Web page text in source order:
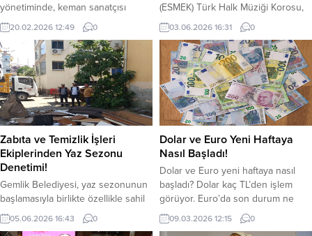
yönetiminde, keman sanatçısı
Deniz Yakın solistliğinde unutulmaz
bir konseredaha imza attı.
Sanatseverlerin yoğun ilgi
gösterdiği konser, klasik
müzikrepertuvarının seçkin
eserlerini bir araya getirdi.
Konserin ilk bölümünde, P.I.
Çaykovski’nin 1878 yılında
bestelediği ve Romantik
Dönemkeman repertuvarının en
önemli eserlerinden biri olarak...
20.02.2026 12:49 0
(ESMEK) Türk Halk Müziği Korosu,
Şef Ferdi Cansız yönetiminde
düzenlediği muhteşem konserle
Eskişehirli sanatseverlere
unutulmaz bir gece yaşattı.
Anadolu’nun dört bir yanından
ezgilerin yankılandığı gecede,
salonu dolduran davetliler
türkülere hep bir ağızdan eşlik etti.
Eskişehir Büyükşehir Belediyesi,
sosyal belediyecilik anlayışıyla
sürdürdüğü kültürel ve...
03.06.2026 16:31 0
Zabıta ve Temizlik İşleri
Ekiplerinden Yaz Sezonu
Denetimi!
Gemlik Belediyesi, yaz sezonunun
başlamasıyla birlikte özellikle sahil
mahallelerinde çevre düzeni,
temizlik ve kamu kullanım
05.06.2026 16:43 0
Dolar ve Euro Yeni Haftaya
Nasıl Başladı!
Dolar ve Euro yeni haftaya nasıl
başladı? Dolar kaç TL’den işlem
görüyor. Euro’da son durum ne
oldu? Haftanın ilk işlem gününde
dolar hafif yükselişle başladı.
09.03.2026 12:15 0